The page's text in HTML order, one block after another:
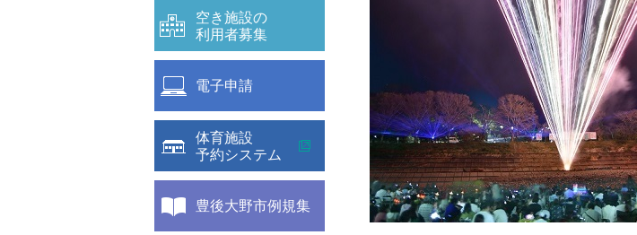
空き施設の
利用者募集
電子申請
体育施設
予約システム
豊後大野市例規集